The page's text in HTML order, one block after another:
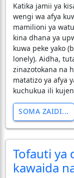
​Katika jamii ya
wengi wa afya
mamilioni ya
kina dhana ya
kuwa peke yako
lonely). Aidha,
zinazotokana na
matatizo ya afya
kuchukua ili
SOMA ZAIDI...
Tofauti ya
kawaida